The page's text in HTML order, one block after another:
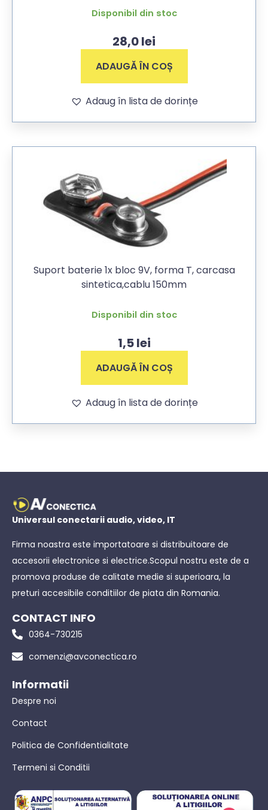
Disponibil din stoc
28,0lei
ADAUGĂ ÎN COȘ
Adaug în lista de dorințe
Suport baterie 1x bloc 9V, forma T, carcasa
sintetica,cablu 150mm
Disponibil din stoc
1,5lei
ADAUGĂ ÎN COȘ
Adaug în lista de dorințe
Universul conectarii audio, video, IT
Firma noastra este importatoare si distribuitoare de
accesorii electronice si electrice.Scopul nostru este de a
promova produse de calitate medie si superioara, la
preturi accesibile conditiilor de piata din Romania.
CONTACT INFO
0364-730215
comenzi@avconectica.ro
Informatii
Despre noi
Contact
Politica de Confidentialitate
Termeni si Conditii